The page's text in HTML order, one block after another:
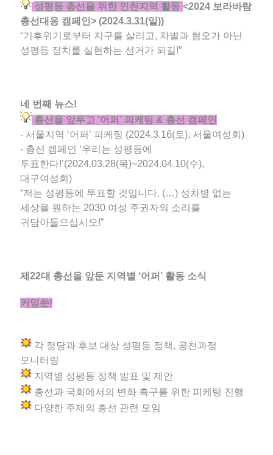
성평등 총선을 위한 인천지역 활동<2024 보라바람
총선대응 캠페인> (2024.3.31(일))
“기후위기로부터 지구를 살리고, 차별과 혐오가 아닌
성평등 정치를 실현하는 선거가 되길!”
네 번째 뉴스!
총선을 앞두고 ‘어퍼’ 피케팅 & 총선 캠페인
- 서울지역 ‘어퍼’ 피케팅 (2024.3.16(토), 서울여성회)
- 총선 캠페인 ‘우리는 성평등에
투표한다!’(2024.03.28(목)~2024.04.10(수),
대구여성회)
“저는 성평등에 투표할 것입니다. (…) 성차별 없는
세상을 원하는 2030 여성 주권자의 소리를
귀담아들으십시오!”
제22대 총선을 앞둔 지역별 ‘어퍼’ 활동 소식
커밍쑨!
각 정당과 후보 대상 성평등 정책, 공천과정
모니터링
지역별 성평등 정책 발표 및 제안
총선과 국회에서의 변화 촉구를 위한 피케팅 진행
다양한 주제의 총선 관련 모임